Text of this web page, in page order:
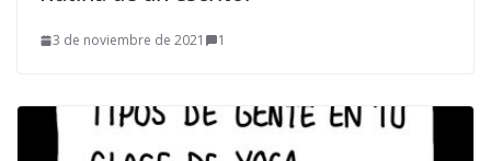
3 de noviembre de 2021 1